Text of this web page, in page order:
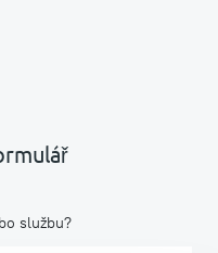
službu?